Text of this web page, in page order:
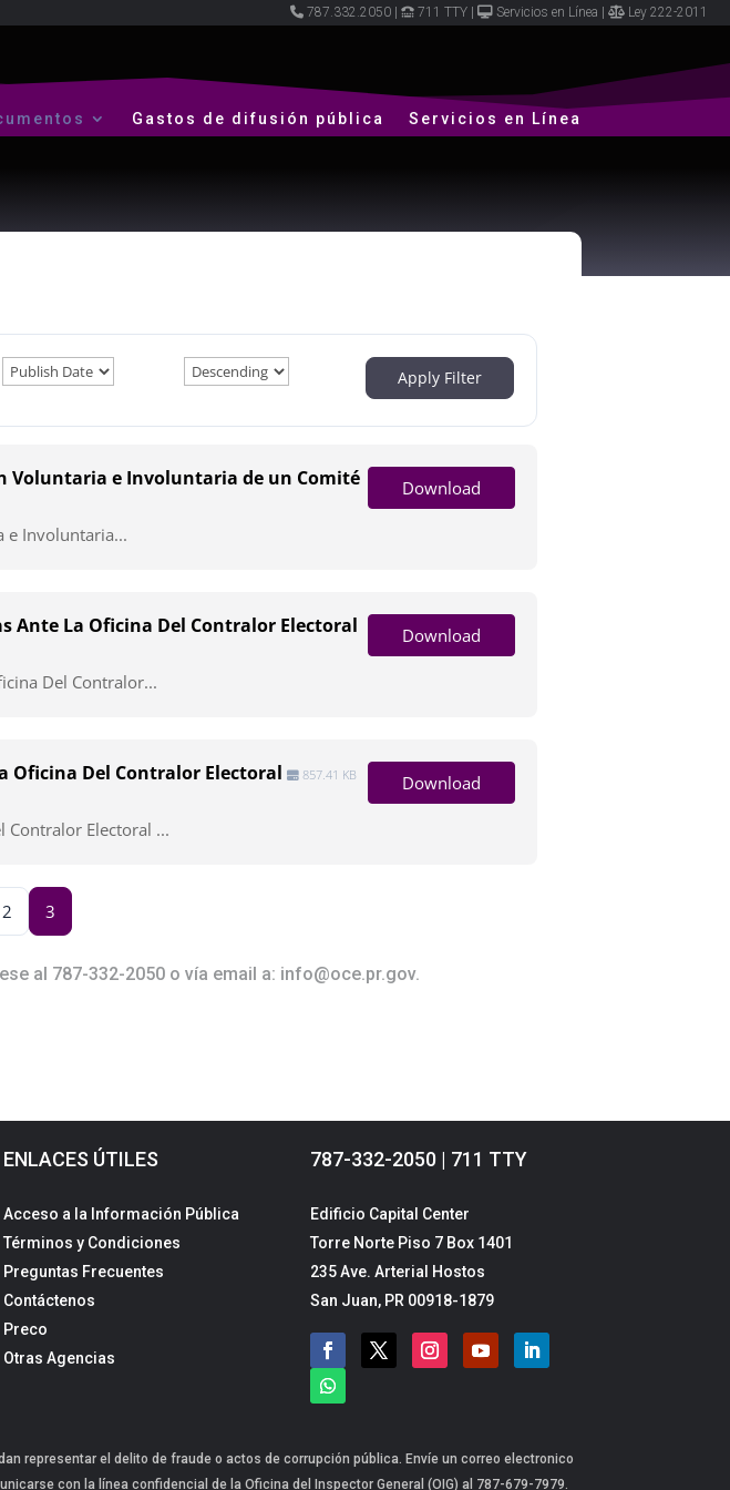
787.332.2050 711 TTY Servicios en Línea Ley 222-2011
Gastos de difusión pública Servicios en Línea
Apply Filter
Voluntaria e Involuntaria de un Comité
e Involuntaria...
Download
Ante La Oficina Del Contralor Electoral
Del Contralor...
Download
Oficina Del Contralor Electoral
857.41 KB
Contralor Electoral ...
Download
2 3
al 787-332-2050 o vía email a: info@oce.pr.gov.
ENLACES ÚTILES
Acceso a la Información Pública
Términos y Condiciones
Preguntas Frecuentes
Contáctenos
Preco
Otras Agencias
787-332-2050 | 711 TTY
Edificio Capital Center
Torre Norte Piso 7 Box 1401
235 Ave. Arterial Hostos
San Juan, PR 00918-1879
representar el delito de fraude o actos de corrupción pública. Envíe un correo electronico
con la línea confidencial de la Oficina del Inspector General (OIG) al 787-679-7979.